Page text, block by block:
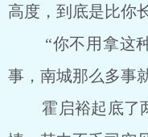
高度，到底是比你
“你不用拿这种
事，南城那么多事
霍启裕起底了两